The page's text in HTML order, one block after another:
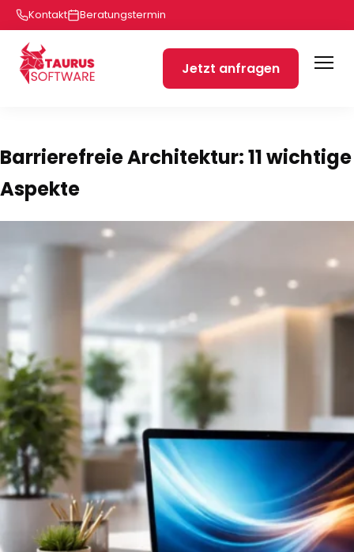
Kontakt Beratungstermin
Jetzt anfragen
Barrierefreie Architektur: 11 wichtige
Aspekte